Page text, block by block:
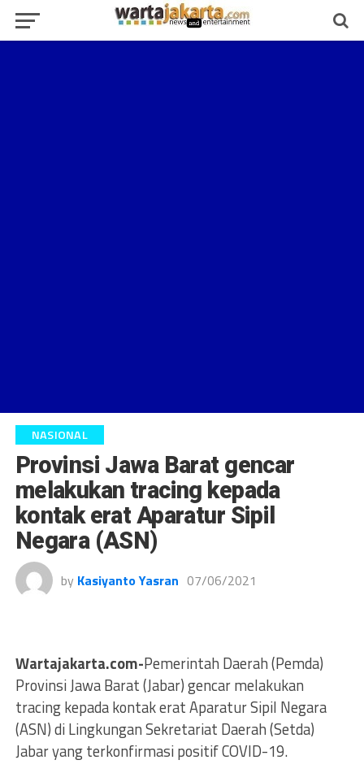
NASIONAL
Provinsi Jawa Barat gencar
melakukan tracing kepada
kontak erat Aparatur Sipil
Negara (ASN)
by Kasiyanto Yasran 07/06/2021
Wartajakarta.com-Pemerintah Daerah (Pemda)
Provinsi Jawa Barat (Jabar) gencar melakukan
tracing kepada kontak erat Aparatur Sipil Negara
(ASN) di Lingkungan Sekretariat Daerah (Setda)
Jabar yang terkonfirmasi positif COVID-19.